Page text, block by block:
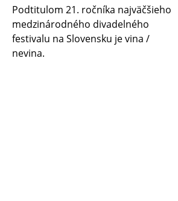
Podtitulom 21. ročníka najväčšieho
medzinárodného divadelného
festivalu na Slovensku je vina /
nevina.